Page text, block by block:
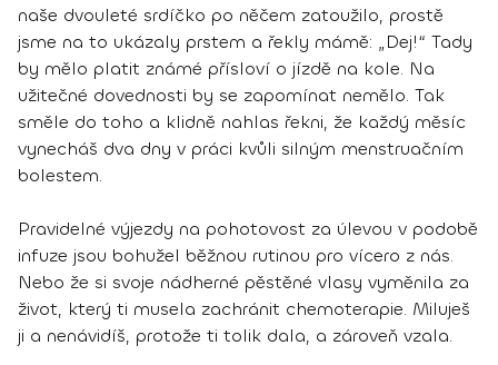
naše dvouleté srdíčko po něčem zatoužilo, prostě
jsme na to ukázaly prstem a řekly mámě: „Dej!“ Tady
by mělo platit známé přísloví o jízdě na kole. Na
užitečné dovednosti by se zapomínat nemělo. Tak
směle do toho a klidně nahlas řekni, že každý měsíc
vynecháš dva dny v práci kvůli silným menstruačním
bolestem.
Pravidelné výjezdy na pohotovost za úlevou v podobě
infuze jsou bohužel běžnou rutinou pro vícero z nás.
Nebo že si svoje nádherné pěstěné vlasy vyměnila za
život, který ti musela zachránit chemoterapie. Miluješ
ji a nenávidíš, protože ti tolik dala, a zároveň vzala.